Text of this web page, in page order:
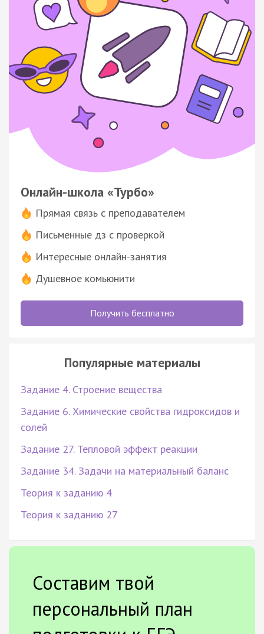
Онлайн-школа «Турбо»
Прямая связь с преподавателем
Письменные дз с проверкой
Интересные онлайн-занятия
Душевное комьюнити
Получить бесплатно
Популярные материалы
Задание 4. Строение вещества
Задание 6. Химические свойства гидроксидов и
солей
Задание 27. Тепловой эффект реакции
Задание 34. Задачи на материальный баланс
Теория к заданию 4
Теория к заданию 27
Составим твой
персональный план